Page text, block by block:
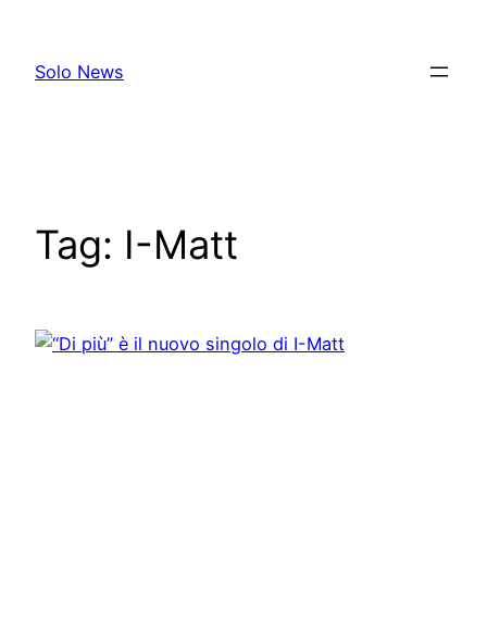
content
Solo News
Tag: I-Matt